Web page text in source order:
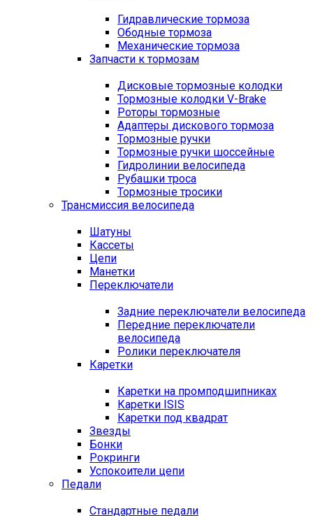
Гидравлические тормоза
Ободные тормоза
Механические тормоза
Запчасти к тормозам
Дисковые тормозные колодки
Тормозные колодки V-Brake
Роторы тормозные
Адаптеры дискового тормоза
Тормозные ручки
Тормозные ручки шоссейные
Гидролинии велосипеда
Рубашки троса
Тормозные тросики
Трансмиссия велосипеда
Шатуны
Кассеты
Цепи
Манетки
Переключатели
Задние переключатели велосипеда
Передние переключатели
велосипеда
Ролики переключателя
Каретки
Каретки на промподшипниках
Каретки ISIS
Каретки под квадрат
Звезды
Бонки
Рокринги
Успокоители цепи
Педали
Стандартные педали